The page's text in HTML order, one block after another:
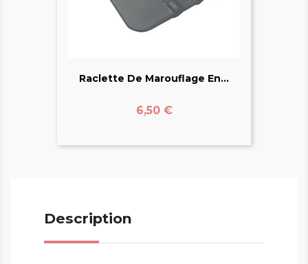
Raclette De Marouflage En...
Prix
6,50 €
Description